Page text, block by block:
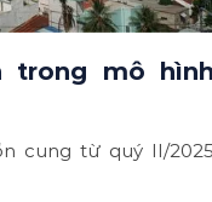
trong mô
cung từ quý II/